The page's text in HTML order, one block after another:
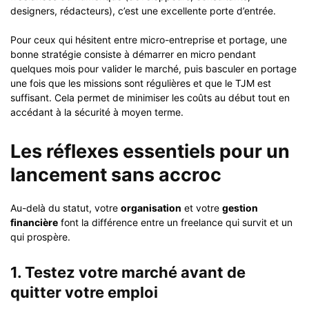
designers, rédacteurs), c’est une excellente porte d’entrée.
Pour ceux qui hésitent entre micro-entreprise et portage, une
bonne stratégie consiste à démarrer en micro pendant
quelques mois pour valider le marché, puis basculer en portage
une fois que les missions sont régulières et que le TJM est
suffisant. Cela permet de minimiser les coûts au début tout en
accédant à la sécurité à moyen terme.
Les réflexes essentiels pour un
lancement sans accroc
Au-delà du statut, votre organisation et votre gestion
financière font la différence entre un freelance qui survit et un
qui prospère.
1. Testez votre marché avant de
quitter votre emploi